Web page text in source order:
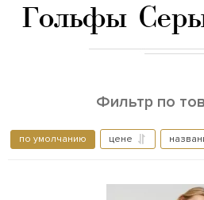
Гольфы
Фильтр по
по умолчанию цене